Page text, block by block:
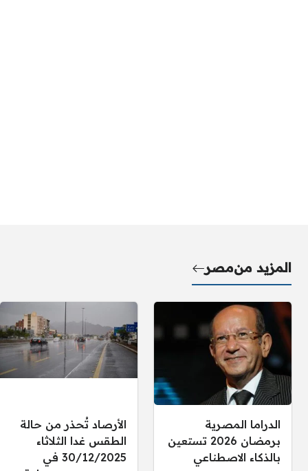
المزيد منمصر
الدراما المصرية
برمضان 2026 تستعين
بالذكاء الاصطناعي
الأرصاد تُحذر من حالة
الطقس غدا الثلاثاء
30/12/2025 في